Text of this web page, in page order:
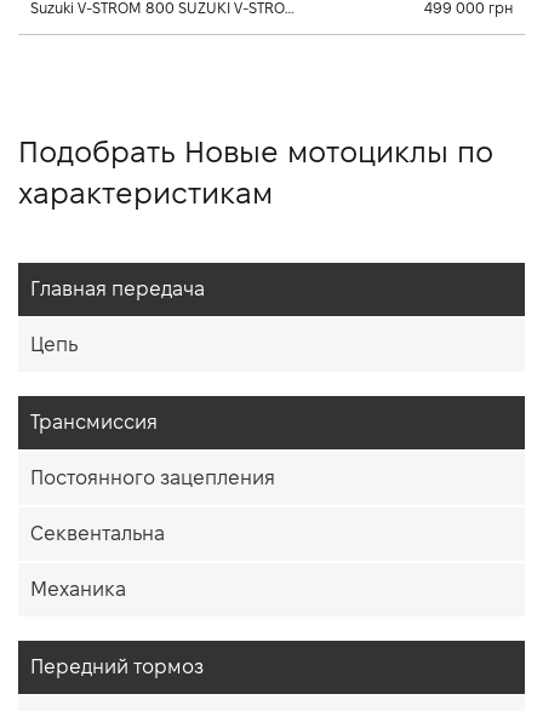
Suzuki V-STROM 800 SUZUKI V-STROM 800 0.8 л., 2025, Постоянного зацепления 499 000 грн
Подобрать Новые мотоциклы по
характеристикам
Главная передача
Цепь
Трансмиссия
Постоянного зацепления
Секвентальна
Механика
Передний тормоз